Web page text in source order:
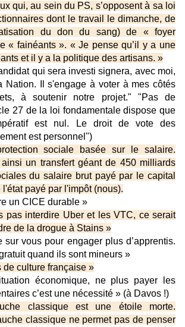
qui, au sein du PS, s’opposent à sa loi
dont le travail le dimanche, de
du don du sang) de « foyer
« fainéants ». « Je pense qu’il y a une
et il y a la politique des artisans. »
qui sera investi signera, avec moi,
Nation. Il s'engage à voter à mes côtés
à soutenir notre projet." "Pas de
27 de la loi fondamentale dispose que
est nul. Le droit de vote des
est personnel")
sociale basée sur le salaire.
un transfert géant de 450 milliards
du salaire brut payé par le capital
payé par l'impôt (nous).
un CICE durable »
pas interdire Uber et les VTC, ce serait
de la drogue à Stains »
sur vous pour engager plus d’apprentis.
quand ils sont mineurs »
de culture française »
économique, ne plus payer les
c’est une nécessité » (à Davos !)
classique est une étoile morte.
classique ne permet pas de penser